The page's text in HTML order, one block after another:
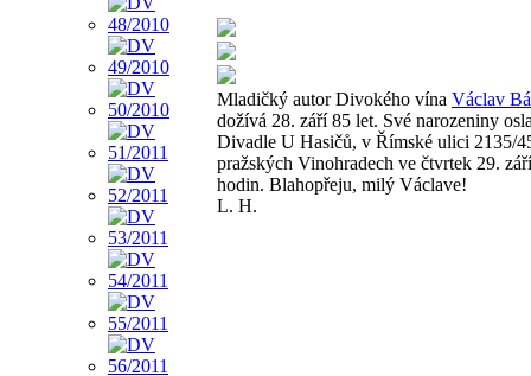
Mladičký autor Divokého vína Václav
dožívá 28. září 85 let. Své narozeniny
Divadle U Hasičů, v Římské ulici 2135/
pražských Vinohradech ve čtvrtek 29.
hodin. Blahopřeju, milý Václave!
L. H.